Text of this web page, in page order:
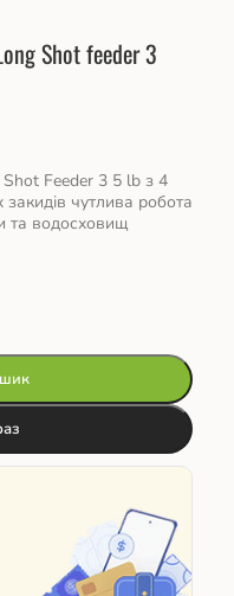
Shot feeder 3
Feeder 3 5 lb з 4
чутлива робота
та водосховищ